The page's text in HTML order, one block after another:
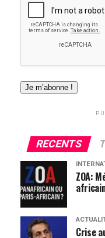
RECENTS
ZOA:
Crise